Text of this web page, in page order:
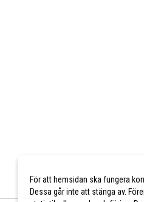
För att hemsidan ska fungera
Dessa går inte att stänga av.